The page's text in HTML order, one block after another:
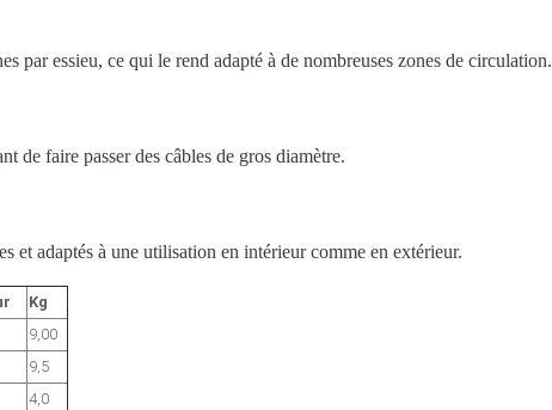
par essieu, ce qui le rend adapté à de nombreuses zones de circulation.
de faire passer des câbles de gros diamètre.
et adaptés à une utilisation en intérieur comme en extérieur.
Kg
9,00
9,5
4,0